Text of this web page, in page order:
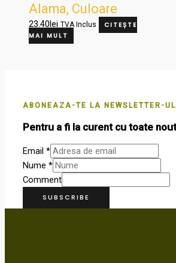
Alama, Culoare
Nichel, 9340
23.40lei TVA Inclus
CITEȘTE
MAI MULT
ABONEAZA-TE LA NEWSLETTER-
Pentru a fi la curent cu toate
Nume *
Email *
Comment
SUBSCRIBE